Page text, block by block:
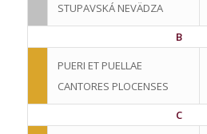
STUPAVSKÁ NEVÄDZA
B
PUERI ET PUELLAE
CANTORES PLOCENSES
C